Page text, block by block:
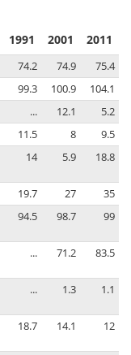
1991 2001 2011
74.2 74.9
75.4
99.3 100.9
104.1
... 12.1
5.2
11.5 8
9.5
14 5.9 18.8
19.7 27
35
94.5 98.7 99
... 71.2 83.5
... 1.3 1.1
18.7 14.1 12